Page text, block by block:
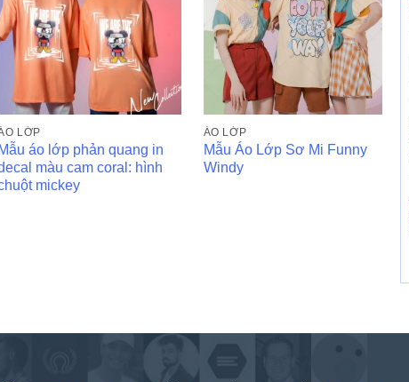
LỚP
Mẫu áo lớp phản quang in
màu cam coral: hình
mickey
ÁO LỚP
Mẫu Áo Lớp Sơ Mi Funny
Windy